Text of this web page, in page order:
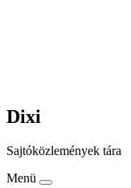
Dixi
Sajtóközlemények tára
Menü